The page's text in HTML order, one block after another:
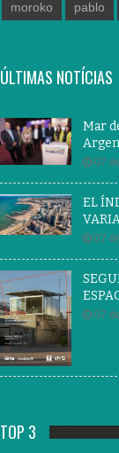
moroko pablo
ÚLTIMAS NOTÍCIAS
Mar
07
EL
07
07
TOP 3